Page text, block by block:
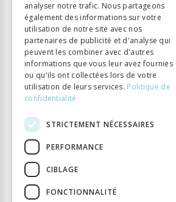
Remerciements
Éditorial
Jacques Berchtold
Lire enfin la correspondance
Jacques Berchtold Séité Yannick
I. Dialogues, échanges bilatéraux
« Au meilleur de tous les péres
analyser notre trafic. Nous partageons
également des informations sur votre
utilisation de notre site avec nos
partenaires de publicité et d'analyse qui
peuvent les combiner avec d'autres
informations que vous leur avez fournies
ou qu'ils ont collectées lors de votre
utilisation de leurs services. Politique de
confidentialité
STRICTEMENT NÉCESSAIRES
PERFORMANCE
CIBLAGE
FONCTIONNALITÉ